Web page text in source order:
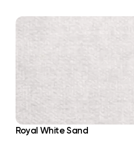
Royal White Sand